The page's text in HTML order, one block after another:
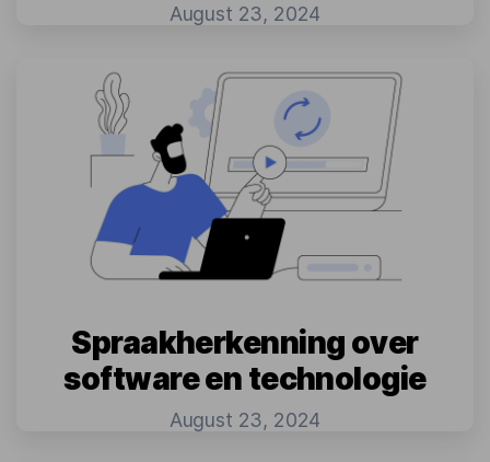
August 23, 2024
Spraakherkenning over
software en technologie
August 23, 2024